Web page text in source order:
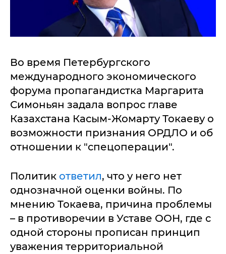
Во время Петербургского
международного экономического
форума пропагандистка Маргарита
Симоньян задала вопрос главе
Казахстана Касым-Жомарту Токаеву о
возможности признания ОРДЛО и об
отношении к "спецоперации".
Политик ответил, что у него нет
однозначной оценки войны. По
мнению Токаева, причина проблемы
– в противоречии в Уставе ООН, где с
одной стороны прописан принцип
уважения территориальной